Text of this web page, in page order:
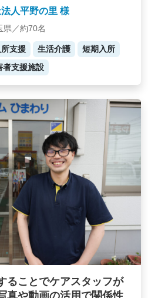
人平野の里 様
県／約70名
支援 生活介護
短期入所
者支援施設
ることでケアスタッフが